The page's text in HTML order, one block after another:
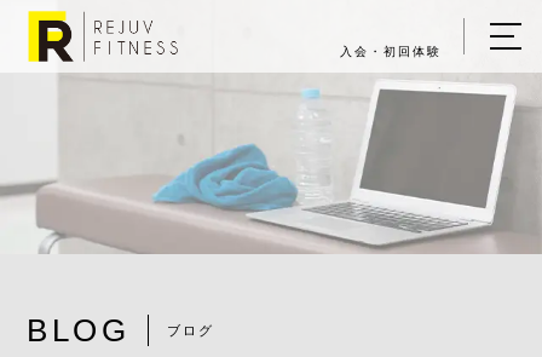
入会・初回体験
BLOG ブログ
ホーム
キャンペーン情報
▼ REJUV FITNESSについて